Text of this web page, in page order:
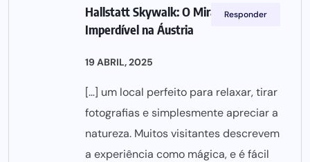
Hallstatt Skywalk: O Miradouro
Imperdível na Áustria
19 ABRIL, 2025
[…] um local perfeito para relaxar, tirar
fotografias e simplesmente apreciar a
natureza. Muitos visitantes descrevem
a experiência como mágica, e é fácil
Responder